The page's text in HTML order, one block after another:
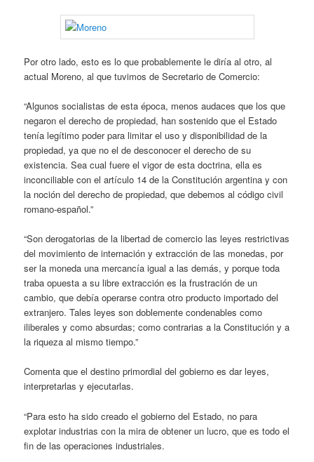
Por otro lado, esto es lo que probablemente le diría al otro, al
actual Moreno, al que tuvimos de Secretario de Comercio:
“Algunos socialistas de esta época, menos audaces que los que
negaron el derecho de propiedad, han sostenido que el Estado
tenía legítimo poder para limitar el uso y disponibilidad de la
propiedad, ya que no el de desconocer el derecho de su
existencia. Sea cual fuere el vigor de esta doctrina, ella es
inconciliable con el artículo 14 de la Constitución argentina y con
la noción del derecho de propiedad, que debemos al código civil
romano-español.”
“Son derogatorias de la libertad de comercio las leyes restrictivas
del movimiento de internación y extracción de las monedas, por
ser la moneda una mercancía igual a las demás, y porque toda
traba opuesta a su libre extracción es la frustración de un
cambio, que debía operarse contra otro producto importado del
extranjero. Tales leyes son doblemente condenables como
iliberales y como absurdas; como contrarias a la Constitución y a
la riqueza al mismo tiempo.”
Comenta que el destino primordial del gobierno es dar leyes,
interpretarlas y ejecutarlas.
“Para esto ha sido creado el gobierno del Estado, no para
explotar industrias con la mira de obtener un lucro, que es todo el
fin de las operaciones industriales.